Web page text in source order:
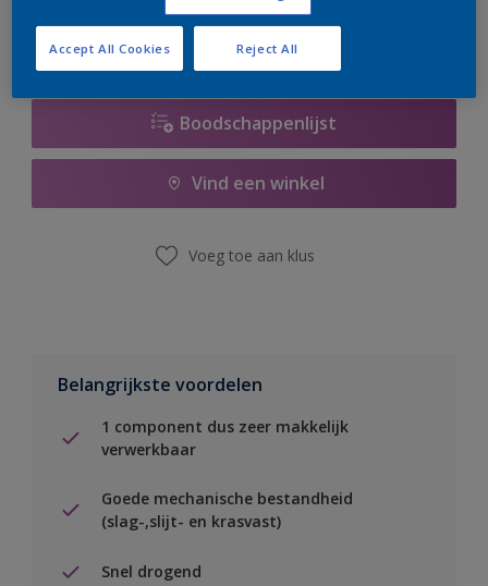
Boodschappenlijst
Vind een winkel
Voeg toe aan klus
Belangrijkste voordelen
1 component dus zeer makkelijk
verwerkbaar
Goede mechanische bestandheid
(slag-,slijt- en krasvast)
Snel drogend
Reject All
Accept All Cookies